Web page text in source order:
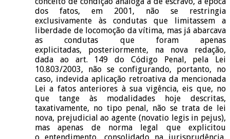
dos fatos, em 2001, não se restringia
exclusivamente às condutas que limitassem a
liberdade de locomoção da vítima, mas já abarcava
as condutas que foram apenas
explicitadas, posteriormente, na nova redação,
dada ao art. 149 do Código Penal, pela Lei
10.803/2003, não se configurando, portanto, no
caso, indevida aplicação retroativa da mencionada
Lei a fatos anteriores à sua vigência, eis que, no
que tange às modalidades hoje descritas,
taxativamente, no tipo penal, não se trata de lei
nova, prejudicial ao agente (novatio legis in pejus),
mas apenas de norma legal que explicitou